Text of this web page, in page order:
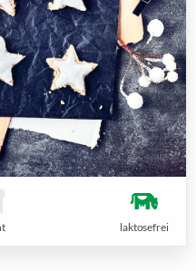
laktosefrei